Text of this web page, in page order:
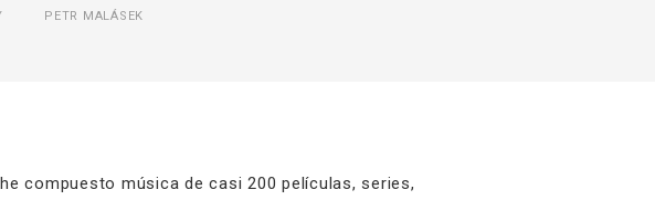
PETR MALÁSEK
compuesto música de casi 200 películas, series,